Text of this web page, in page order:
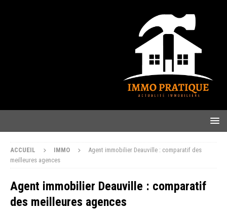
ACCUEIL IMMO
Agent immobilier Deauville : comparatif des
meilleures agences
Agent immobilier Deauville : comparatif
des meilleures agences